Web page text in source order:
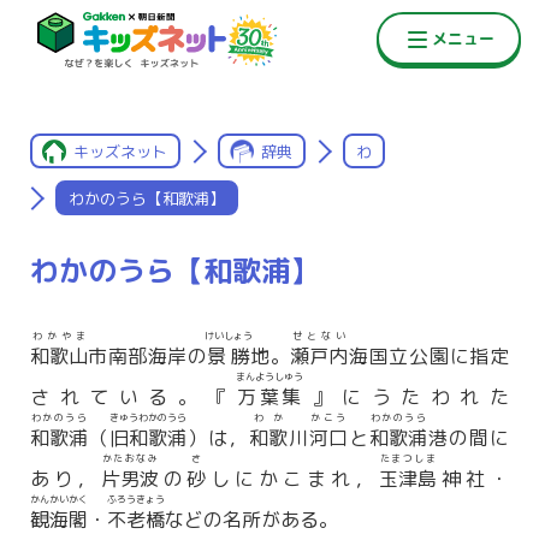
キッズネット 辞典 わ
わかのうら【和歌浦】
わかのうら【和歌浦】
和歌山
わかやま
市南部海岸の景勝
けいしょう
地。 瀬戸内
せとない
海国立公園に指定
されている。『 万葉集
まんようしゅう
』にうたわれた
和歌浦
わかのうら
（旧和歌浦
きゅうわかのうら
）は， 和歌
わか
川河口
かこう
と和歌浦
わかのうら
港の間に
あり， 片男波
かたおなみ
の砂
さ
しにかこまれ， 玉津島
たまつしま
神社・
観海閣
かんかいかく
・ 不老橋
ふろうきょう
などの名所がある。